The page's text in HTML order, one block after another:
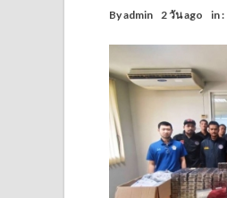
Byadmin 2 วัน ago in :